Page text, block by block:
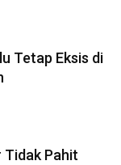
Tetap Eksis di
Tidak Pahit